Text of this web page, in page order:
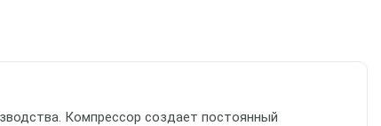
Компрессор создает постоянный